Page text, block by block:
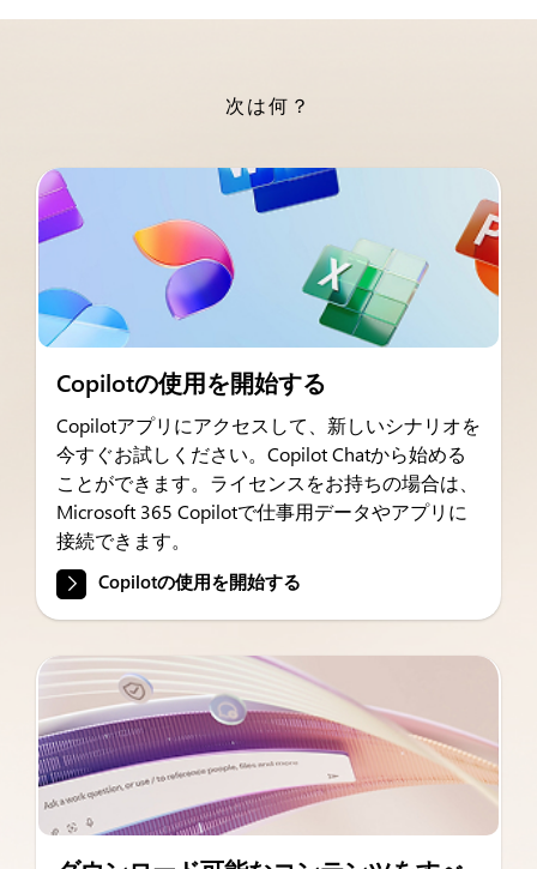
次は何？
Copilotの使用を開始する
Copilotアプリにアクセスして、新しいシナリオを
今すぐお試しください。Copilot Chatから始める
ことができます。ライセンスをお持ちの場合は、
Microsoft 365 Copilotで仕事用データやアプリに
接続できます。
Copilotの使用を開始する